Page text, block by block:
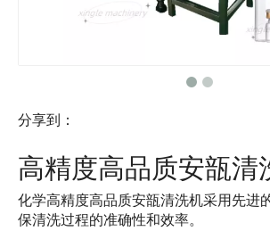
分享到：
高精度高品质安瓿清
化学高精度高品质安瓿清洗机采用先进
保清洗过程的准确性和效率。